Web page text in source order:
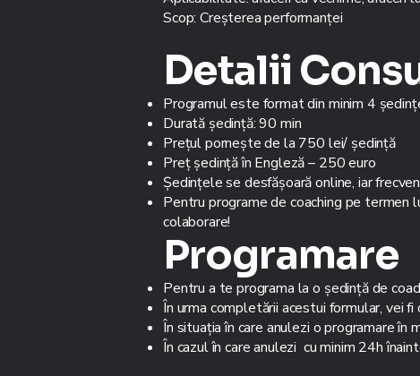
Scop: Creșterea performanței
Detalii
Programul este format din minim 4
Durată ședință: 90 min
Prețul pornește de la 750 lei/ ședință
Preț ședință în Engleză – 250 euro
Ședințele se desfășoară online, iar
Pentru programe de coaching pe termen
colaborare!
Programare
Pentru a te programa la o ședință de
În urma completării acestui formular, vei
În situația în care anulezi o programare
În cazul în care anulezi cu minim 24h